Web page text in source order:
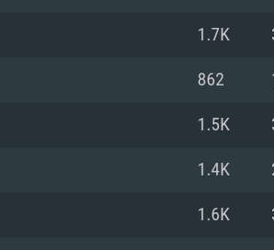
1.7K
862
1.5K
1.4K
1.6K